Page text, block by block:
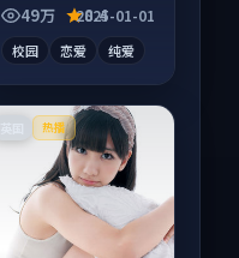
酵，适合周末一口气
49万 8.4
2025-01-01
校园 恋爱 纯爱
热播